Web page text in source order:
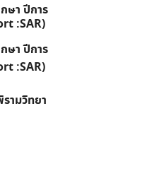
ษา ปีการ
:SAR)
ษา ปีการ
:SAR)
ามวิทยา